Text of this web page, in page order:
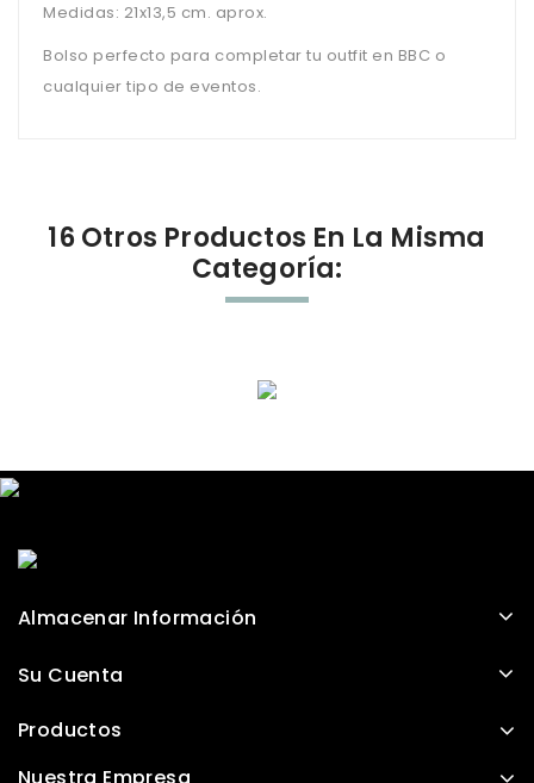
Medidas: 21x13,5 cm. aprox.
Bolso perfecto para completar tu outfit en BBC o
cualquier tipo de eventos.
16 Otros Productos En La Misma
Categoría:
Almacenar Información
Su Cuenta
Productos